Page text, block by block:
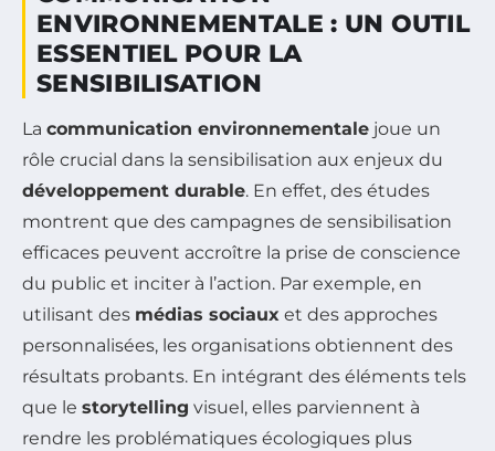
ENVIRONNEMENTALE : UN OUTIL
ESSENTIEL POUR LA
SENSIBILISATION
La communication environnementale joue un
rôle crucial dans la sensibilisation aux enjeux du
développement durable. En effet, des études
montrent que des campagnes de sensibilisation
efficaces peuvent accroître la prise de conscience
du public et inciter à l’action. Par exemple, en
utilisant des médias sociaux et des approches
personnalisées, les organisations obtiennent des
résultats probants. En intégrant des éléments tels
que le storytelling visuel, elles parviennent à
rendre les problématiques écologiques plus